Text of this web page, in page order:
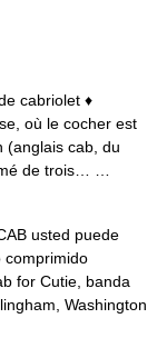
cabriolet ♦
où le cocher est
(anglais cab, du
de trois… …
usted puede
comprimido
for Cutie, banda
Washington